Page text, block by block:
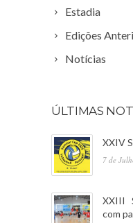
Estadia
Edições
Notícias
ÚLTIMAS
XXIV
7 de
XXIII
com